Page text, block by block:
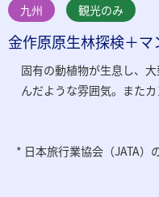
九州 観光のみ
金作原原生林探検＋
固有の動植物が生息し、
んだような雰囲気。また
日本旅行業協会（JATA）